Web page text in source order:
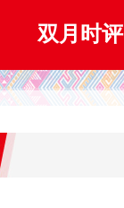
双月时评